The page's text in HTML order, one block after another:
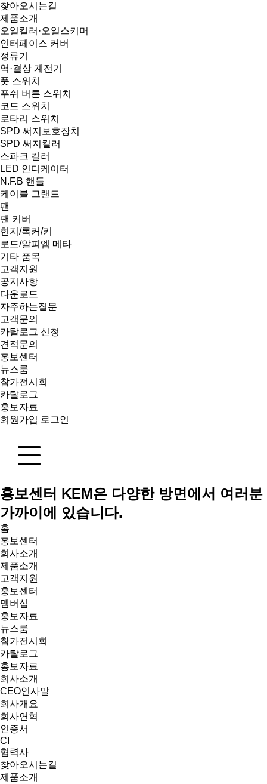
찾아오시는길
제품소개
오일킬러·오일스키머
인터페이스 커버
정류기
역·결상 계전기
풋 스위치
푸쉬 버튼 스위치
코드 스위치
로타리 스위치
SPD 써지보호장치
SPD 써지킬러
스파크 킬러
LED 인디케이터
N.F.B 핸들
케이블 그랜드
팬
팬 커버
힌지/록커/키
로드/알피엠 메타
기타 품목
고객지원
공지사항
다운로드
자주하는질문
고객문의
카탈로그 신청
견적문의
홍보센터
뉴스룸
참가전시회
카탈로그
홍보자료
회원가입 로그인
홍보센터 KEM은 다양한 방면에서 여러분
가까이에 있습니다.
홈
홍보센터
회사소개
제품소개
고객지원
홍보센터
멤버십
홍보자료
뉴스룸
참가전시회
카탈로그
홍보자료
회사소개
CEO인사말
회사개요
회사연혁
인증서
CI
협력사
찾아오시는길
제품소개